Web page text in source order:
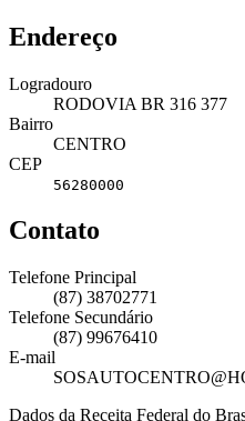
Endereço
Logradouro
RODOVIA BR 316 377
Bairro
CENTRO
CEP
56280000
Contato
Telefone Principal
(87) 38702771
Telefone Secundário
(87) 99676410
E-mail
Dados da Receita Federal do